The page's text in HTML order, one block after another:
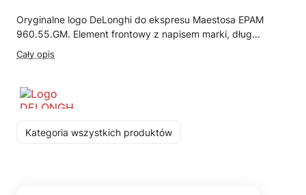
Oryginalne logo DeLonghi do ekspresu Maestosa EPAM
960.55.GM. Element frontowy z napisem marki, dług...
Cały opis
Kategoria wszystkich produktów